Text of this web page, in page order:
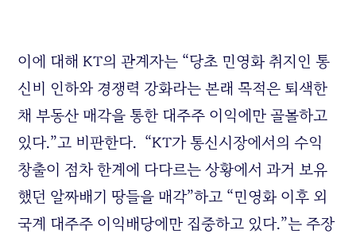
이에 대해 KT의 관계자는 “당초 민영화 취지인 통
신비 인하와 경쟁력 강화라는 본래 목적은 퇴색한
채 부동산 매각을 통한 대주주 이익에만 골몰하고
있다.”고 비판한다. “KT가 통신시장에서의 수익
창출이 점차 한계에 다다르는 상황에서 과거 보유
했던 알짜배기 땅들을 매각”하고 “민영화 이후 외
국계 대주주 이익배당에만 집중하고 있다.”는 주장